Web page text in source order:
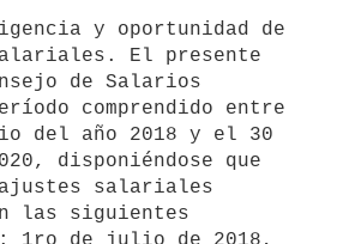
El presente
de Salarios
comprendido entre
del año 2018 y el 30
disponiéndose que
salariales
las siguientes